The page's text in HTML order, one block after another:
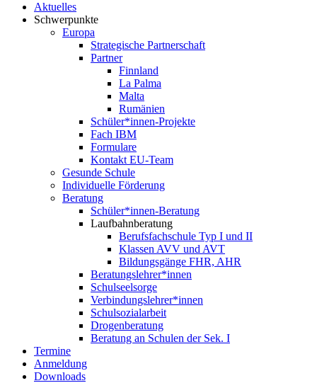
Aktuelles
Schwerpunkte
Europa
Strategische Partnerschaft
Partner
Finnland
La Palma
Malta
Rumänien
Schüler*innen-Projekte
Fach IBM
Formulare
Kontakt EU-Team
Gesunde Schule
Individuelle Förderung
Beratung
Schüler*innen-Beratung
Laufbahnberatung
Berufsfachschule Typ I und II
Klassen AVV und AVT
Bildungsgänge FHR, AHR
Beratungslehrer*innen
Schulseelsorge
Verbindungslehrer*innen
Schulsozialarbeit
Drogenberatung
Beratung an Schulen der Sek. I
Termine
Anmeldung
Downloads